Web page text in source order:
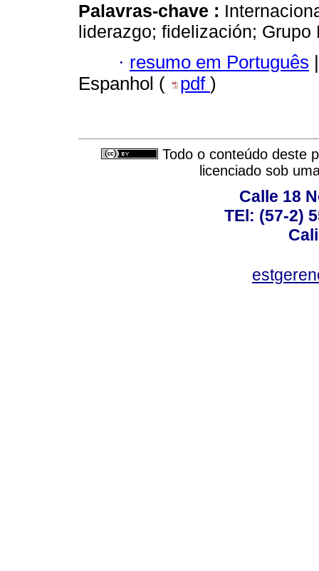
Palavras-chave :
liderazgo; fidelización;
· resumo em Português |
Espanhol (
pdf )
Todo o conteúdo deste
licenciado sob
Calle 18
TEl: (57-2)